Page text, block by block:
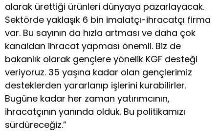
alarak ürettiği ürünleri dünyaya pazarlayacak.
Sektörde yaklaşık 6 bin imalatçı-ihracatçı firma
var. Bu sayının da hızla artması ve daha çok
kanaldan ihracat yapması önemli. Biz de
bakanlık olarak gençlere yönelik KGF desteği
veriyoruz. 35 yaşına kadar olan gençlerimiz
desteklerden yararlanıp işlerini kurabilirler.
Bugüne kadar her zaman yatırımcının,
ihracatçının yanında olduk. Bu politikamızı
sürdüreceğiz.”